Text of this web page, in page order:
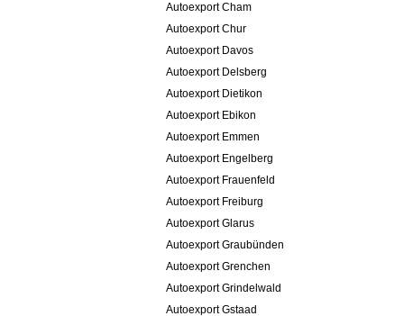
Autoexport Cham
Autoexport Chur
Autoexport Davos
Autoexport Delsberg
Autoexport Dietikon
Autoexport Ebikon
Autoexport Emmen
Autoexport Engelberg
Autoexport Frauenfeld
Autoexport Freiburg
Autoexport Glarus
Autoexport Graubünden
Autoexport Grenchen
Autoexport Grindelwald
Autoexport Gstaad